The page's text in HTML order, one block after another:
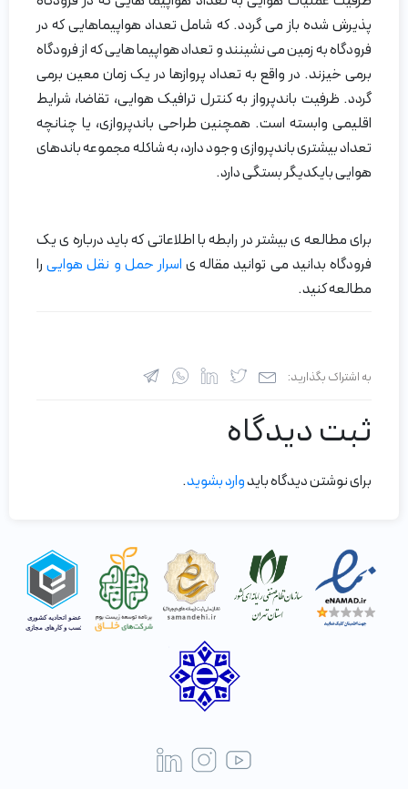
پذیرش شده باز می گردد. که شامل تعداد هواپیماهایی که در
فرودگاه به زمین می نشینند و تعداد هواپیما هایی که از فرودگاه
برمی خیزند. در واقع به تعداد پروازها در یک زمان معین برمی
گردد. ظرفیت باندپرواز به کنترل ترافیک هوایی، تقاضا، شرایط
اقلیمی وابسته است. همچنین طراحی باندپروازی، یا چنانچه
تعداد بیشتری باندپروازی وجود دارد، به شاکله مجموعه باندهای
هوایی بایکدیگر بستگی دارد.
برای مطالعه ی بیشتر در رابطه با اطلاعاتی که باید درباره ی یک
فرودگاه بدانید می توانید مقاله یاسرار حمل و نقل هواییرا
مطالعه کنید.
به اشتراک بگذارید:
ثبت دیدگاه
برای نوشتن دیدگاه بایدوارد بشوید.